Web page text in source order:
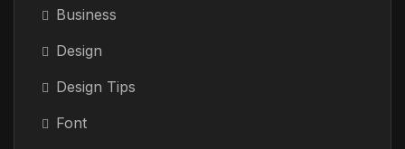
Business
Design
Design Tips
Font